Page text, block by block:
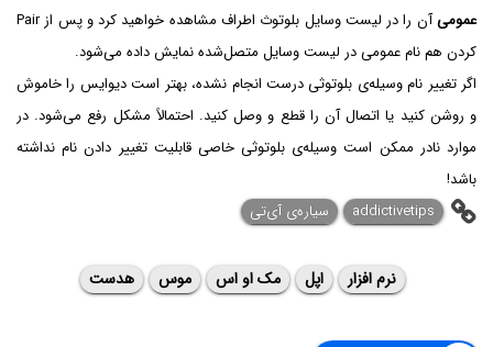
عمومی
آن را در لیست وسایل بلوتوث اطراف مشاهده خواهید کرد و پس از Pair
کردن هم نام عمومی در لیست وسایل متصل‌شده نمایش داده می‌شود.
اگر تغییر نام وسیله‌ی بلوتوثی درست انجام نشده، بهتر است دیوایس را خاموش
و روشن کنید یا اتصال آن را قطع و وصل کنید. احتمالاً مشکل رفع می‌شود. در
موارد نادر ممکن است وسیله‌ی بلوتوثی خاصی قابلیت تغییر دادن نام نداشته
باشد!
addictivetips
سیاره‌ی ‌آی‌تی
نرم افزار اپل مک او اس موس هدست